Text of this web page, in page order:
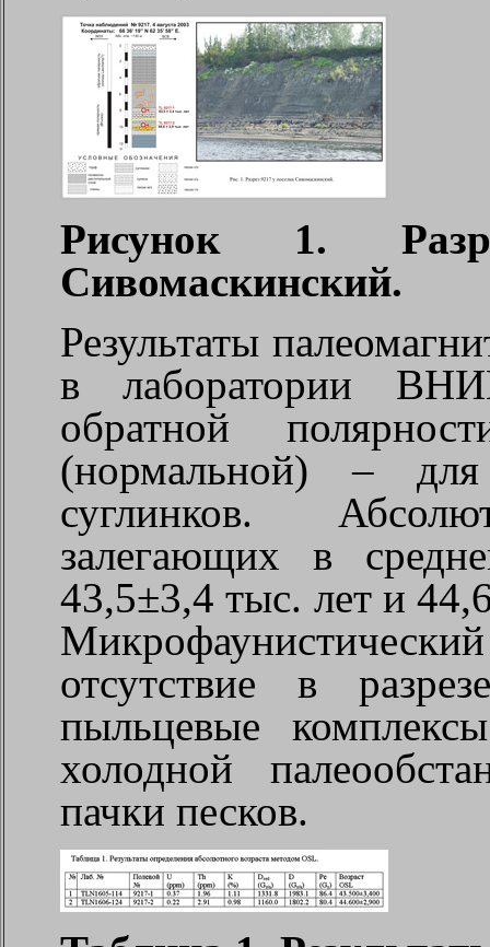
Рисунок 1.
Сивомаскинский.
Результаты
в лаборатории
обратной
(нормальной) –
суглинков.
залегающих в
43,5±3,4 тыс. лет и
отсутствие в
пыльцевые
холодной
пачки песков.